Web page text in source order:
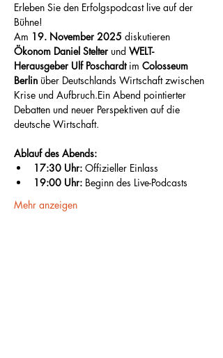
Erleben Sie den Erfolgspodcast live auf der
Bühne!
Am 19. November 2025 diskutieren
Ökonom Daniel Stelter und WELT-
Herausgeber Ulf Poschardt im Colosseum
Berlin über Deutschlands Wirtschaft zwischen
Krise und Aufbruch.Ein Abend pointierter
Debatten und neuer Perspektiven auf die
deutsche Wirtschaft.
Ablauf des Abends:
17:30 Uhr: Offizieller Einlass
19:00 Uhr: Beginn des Live-Podcasts
Mehr anzeigen